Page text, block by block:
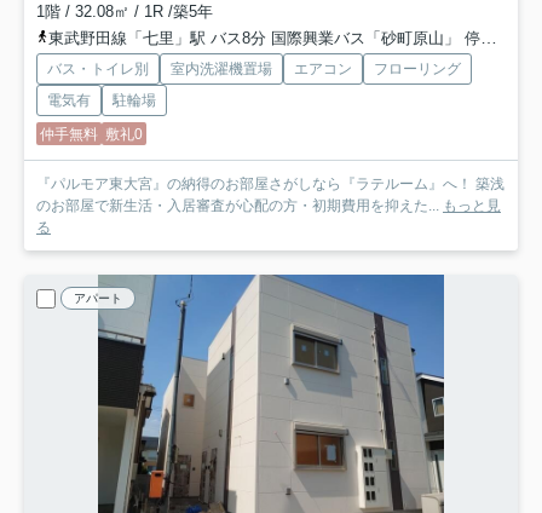
1階 / 32.08㎡ / 1R /築5年
東武野田線「七里」駅 バス8分 国際興業バス「砂町原山」 停歩8分
バス・トイレ別 室内洗濯機置場 エアコン
フローリング
電気有
駐輪場
仲手無料 敷礼0
『パルモア東大宮』の納得のお部屋さがしなら『ラテルーム』へ！ 築浅
のお部屋で新生活・入居審査が心配の方・初期費用を抑えた... もっと見
る
アパート